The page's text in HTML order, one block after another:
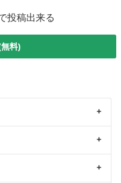
投稿出来る
料)